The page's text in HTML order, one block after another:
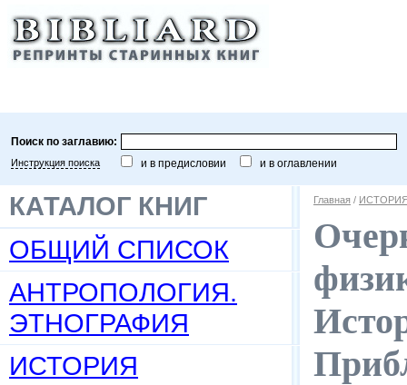
Поиск по заглавию:
Инструкция поиска и в предисловии и в оглавлении
КАТАЛОГ КНИГ
ОБЩИЙ СПИСОК
АНТРОПОЛОГИЯ.
ЭТНОГРАФИЯ
ИСТОРИЯ
Главная /